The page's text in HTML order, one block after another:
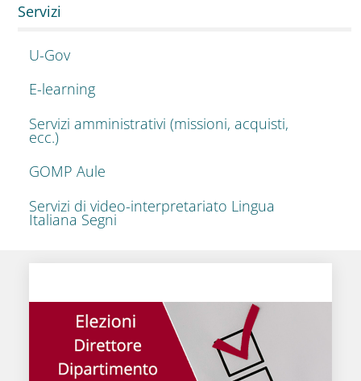
Servizi
U-Gov
E-learning
Servizi amministrativi (missioni, acquisti,
ecc.)
GOMP Aule
Servizi di video-interpretariato Lingua
Italiana Segni